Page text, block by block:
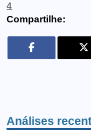
4
Compartilhe:
Análises